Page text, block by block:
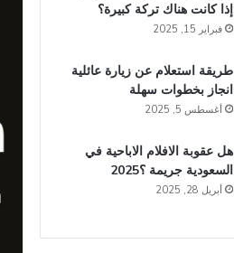
إذا كانت هناك تركة كبيرة؟
فبراير 15, 2025
طريقة استعلام عن زيارة عائلية
انجاز​ بخطوات سهلة
أغسطس 5, 2025
هل عقوبة الافلام الاباحية في
السعودية​ جريمة ؟2025
أبريل 28, 2025